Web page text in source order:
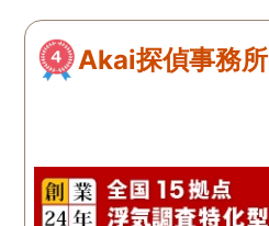
Akai探偵事務所